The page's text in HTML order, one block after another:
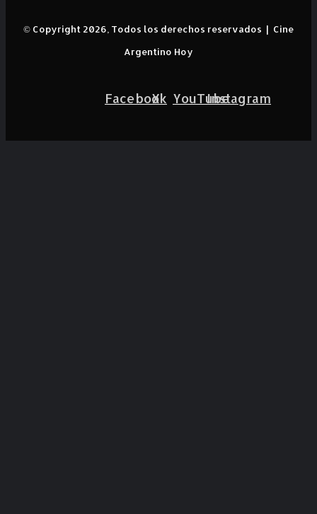
© Copyright 2026, Todos los derechos reservados | Cine
Argentino Hoy
Facebook
X YouTubeInstagram